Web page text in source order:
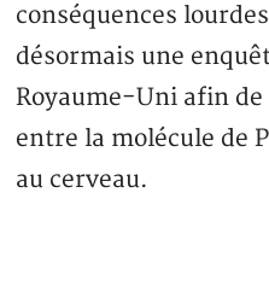
conséquences
désormais une
Royaume-Uni afin
entre la molécule de
au cerveau.